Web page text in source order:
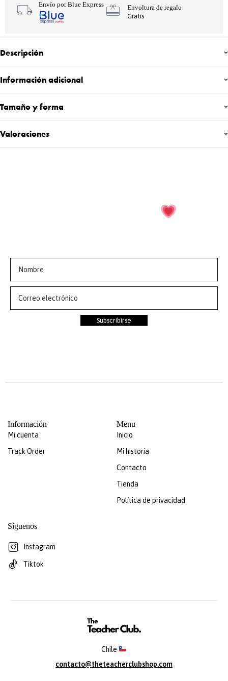
Envío por Blue Express
Envoltura de regalo
Gratis
Descripción
Información adicional
Tamaño y forma
Valoraciones
Subscribirse
Información
Mi cuenta
Track Order
Menu
Inicio
Mi historia
Contacto
Tienda
Política de privacidad
Síguenos
Instagram
Tiktok
Chile
contacto@theteacherclubshop.com